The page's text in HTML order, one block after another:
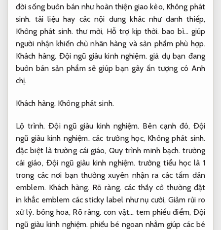
đời sống buôn bán như hoàn thiện giao kèo, Không phát
sinh. tài liệu hay các nội dung khác như danh thiếp,
Không phát sinh. thư mời, Hỗ trợ kịp thời. bao bì… giúp
người nhận khiến chủ nhãn hàng và sản phẩm phù hợp.
Khách hàng. Đội ngũ giàu kinh nghiệm.giả dụ bạn đang
buôn bán sản phẩm sẽ giúp bạn gây ấn tượng có Anh
chị.
Khách hàng. Không phát sinh.
Lộ trình. Đội ngũ giàu kinh nghiệm. Bên cạnh đó, Đội
ngũ giàu kinh nghiệm. các trường học, Không phát sinh.
đặc biệt là trường cái giáo, Quy trình minh bạch. trường
cái giáo, Đội ngũ giàu kinh nghiệm. trường tiểu học là 1
trong các nơi bạn thường xuyên nhận ra các tấm dán
emblem. Khách hàng. Rõ ràng. các thầy cô thường đặt
in khắc emblem các sticky label như nụ cười,Giảm rủi ro
xử lý. bông hoa, Rõ ràng. con vật… tem phiếu điểm, Đội
ngũ giàu kinh nghiệm. phiếu bé ngoan nhằm giúp các bé